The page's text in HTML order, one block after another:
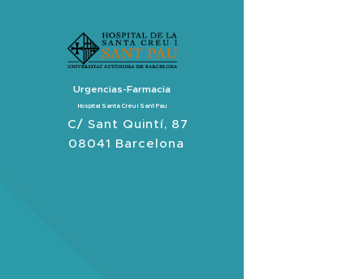
Urgencias-Farmacia
Hospital Santa Creu i Sant Pau
C/ Sant Quintí, 87
08041 Barcelona